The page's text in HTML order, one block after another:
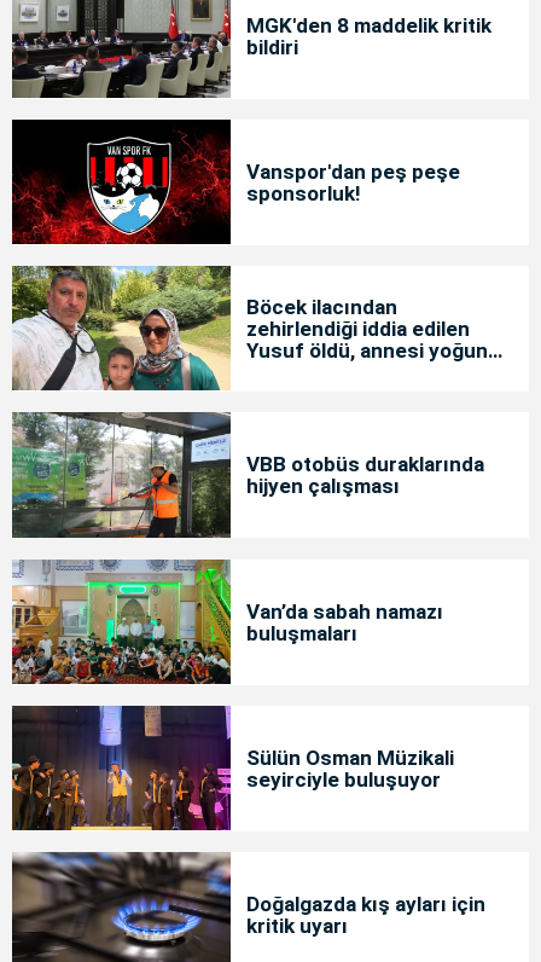
MGK'den 8 maddelik kritik
bildiri
Vanspor'dan peş peşe
sponsorluk!
Böcek ilacından
zehirlendiği iddia edilen
Yusuf öldü, annesi yoğun
VBB otobüs duraklarında
hijyen çalışması
Van’da sabah namazı
buluşmaları
Sülün Osman Müzikali
seyirciyle buluşuyor
Doğalgazda kış ayları için
kritik uyarı